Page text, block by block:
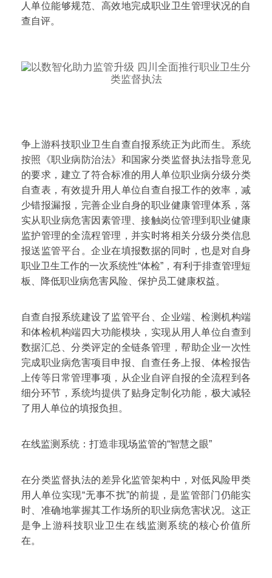
人单位能够规范、高效地完成职业卫生管理状况的自
查自评。
争上游科技职业卫生自查自报系统正为此而生。系统
按照《职业病防治法》和国家分类监督执法指导意见
的要求，建立了符合标准的用人单位职业病分级分类
自查表，有效提升用人单位自查自报工作的效率，减
少错报漏报，完善企业自身的职业健康管理体系，落
实从职业病危害因素管理、接触岗位管理到职业健康
监护管理的全流程管理，并实时将相关分级分类信息
报送监管平台。企业在填报数据的同时，也是对自身
职业卫生工作的一次系统性“体检”，有利于排查管理短
板、降低职业病危害风险、保护员工健康权益。
自查自报系统建设了监管平台、企业端、检测机构端
和体检机构端四大功能模块，实现从用人单位自查到
数据汇总、分类评定的全链条管理，帮助企业一次性
完成职业病危害项目申报、自查任务上报、体检报告
上传等日常管理事项，从企业自评自报的全流程到各
细分环节，系统均提供了贴身定制化功能，极大减轻
了用人单位的填报负担。
在线监测系统：打造非现场监管的“智慧之眼”
在分类监督执法的差异化监管架构中，对低风险甲类
用人单位实现“无事不扰”的前提，是监管部门仍能实
时、准确地掌握其工作场所的职业病危害状况。这正
是争上游科技职业卫生在线监测系统的核心价值所
在。